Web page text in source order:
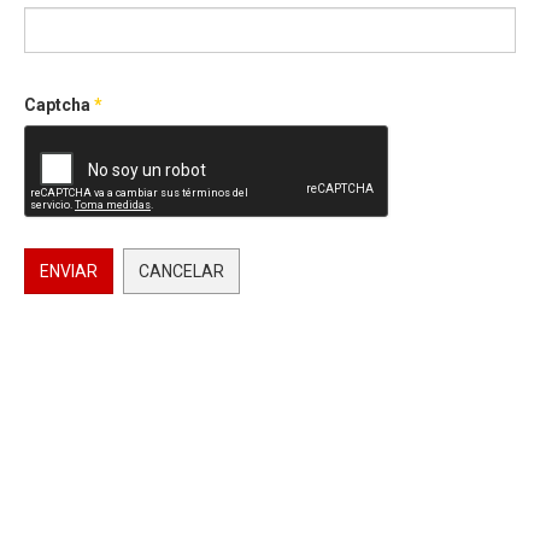
Captcha *
ENVIAR CANCELAR